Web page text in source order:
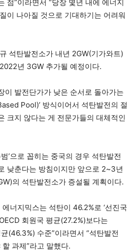
점”이라면서 “당장 몇년 내에 에너지
이 나아질 것으로 기대하기는 어려워
석탄발전소가 내년 2GW(기가와트)
년 3GW 추가될 예정이다.
이 발전단가가 낮은 순서로 돌아가는
Pool)’ 방식이어서 석탄발전의 절
크지 않다는 게 전문가들의 대체적인
’으로 꼽히는 중국의 경우 석탄발전
낮춘다는 방침이지만 앞으로 2~3년
의 석탄발전소가 증설될 계획이다.
너지믹스는 석탄이 46.2%로 ‘선진국
회원국 평균(27.2%)보다는
(46.3%) 수준”이라면서 “석탄발전
할 과제”라고 말했다.